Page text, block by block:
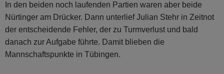
In den beiden noch laufenden Partien waren aber beide
Nürtinger am Drücker. Dann unterlief Julian Stehr in Zeitnot
der entscheidende Fehler, der zu Turmverlust und bald
danach zur Aufgabe führte. Damit blieben die
Mannschaftspunkte in Tübingen.